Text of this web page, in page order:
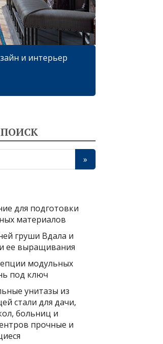
и интерьер
ПОИСК
для подготовки
материалов
груши Вдала и
ее выращивания
модульных
под ключ
унитазы из
стали для дачи,
больниц и
прочные и